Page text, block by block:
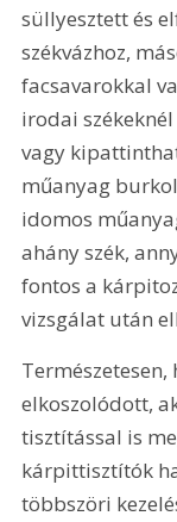
süllyesztett és
székvázhoz,
facsavarokkal
irodai
vagy
műanyag
idomos
ahány szék,
fontos a
vizsgálat után
elkoszolódott,
tisztítással is
kárpittisztítók
többszöri